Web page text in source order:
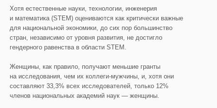
Хотя естественные науки, технологии, инженерия
и математика (STEM) оцениваются как критически важные
для национальной экономики, до сих пор большинство
стран, независимо от уровня развития, не достигло
гендерного равенства в области STEM.
Женщины, как правило, получают меньшие гранты
на исследования, чем их коллеги-мужчины, и, хотя они
составляют 33,3% всех исследователей, только 12%
членов национальных академий наук — женщины.